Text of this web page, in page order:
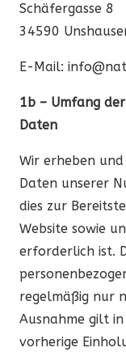
Schäfergasse 8
34590
E-Mail:
1b – Umfang
Daten
Wir erheben
Daten unserer
dies zur
Website sowie
erforderlich ist.
regelmäßig nur
Ausnahme gilt
vorherige